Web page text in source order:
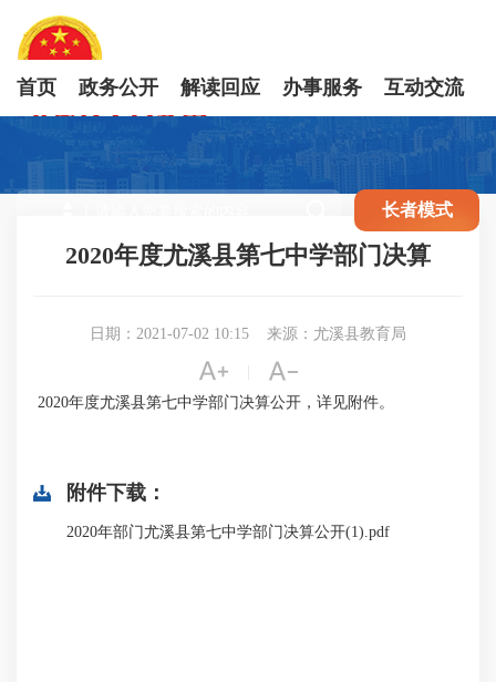
首页 政务公开 解读回应 办事服务 互动交流
长者模式
2020年度尤溪县第七中学部门决算
日期：2021-07-02 10:15 来源：尤溪县教育局
 
2020年度尤溪县第七中学部门决算公开，详见附件。
附件下载：
2020年部门尤溪县第七中学部门决算公开(1).pdf